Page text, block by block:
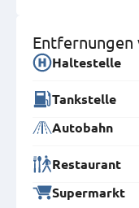
Haltestelle
Tankstelle
Autobahn
Restaurant
Supermarkt